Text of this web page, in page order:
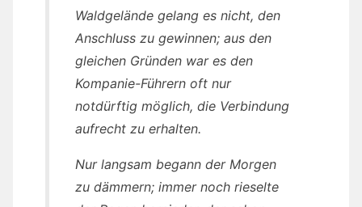
Waldgelände gelang es nicht, den
Anschluss zu gewinnen; aus den
gleichen Gründen war es den
Kompanie-Führern oft nur
notdürftig möglich, die Verbindung
aufrecht zu erhalten.
Nur langsam begann der Morgen
zu dämmern; immer noch rieselte